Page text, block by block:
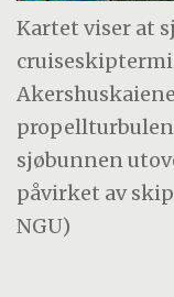
Kartet viser at
sjøbunnen
påvirket av
NGU)